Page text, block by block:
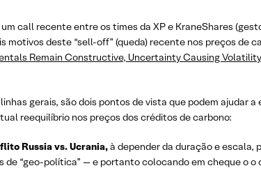
call recente entre os times da XP e KraneShares
motivos deste “sell-off” (queda) recente nos preços de
Remain Constructive, Uncertainty Causing
gerais, são dois pontos de vista que podem
reequilíbrio nos preços dos créditos de carbono:
Russia vs. Ucrania,à depender da duração e escala,
de “geo-política” — e portanto colocando em cheque o o